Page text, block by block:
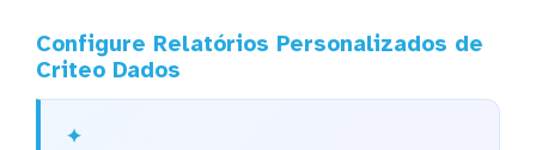
Configure Relatórios Personalizados de
Criteo Dados